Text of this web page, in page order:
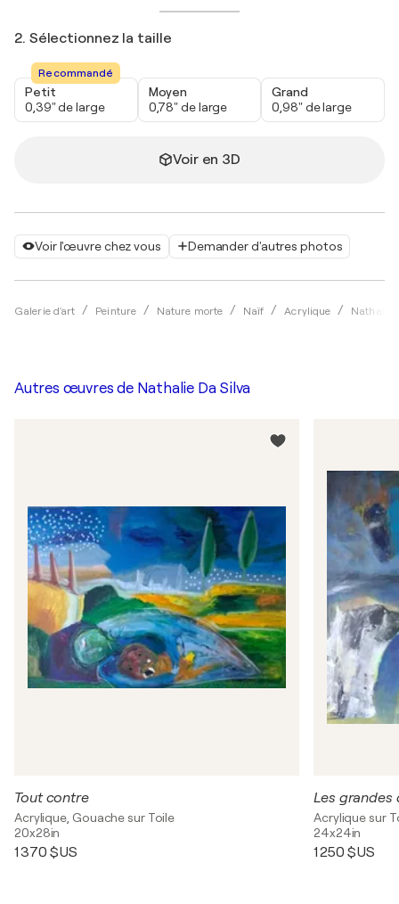
Voir l'œuvre chez vous Demander d'autres photos
Galerie d'art Peinture Nature morte Naïf Acrylique Nathalie
2. Sélectionnez la taille
Recommandé
Petit
0,39" de large
Moyen
0,78" de large
Grand
0,98" de large
Voir en 3D
Autres œuvres de Nathalie Da Silva
Tout contre
Acrylique, Gouache sur Toile
20x28in
1 370 $US
Les grandes
Acrylique sur
24x24in
1 250 $US